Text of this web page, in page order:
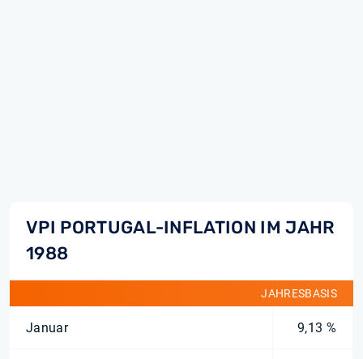
VPI PORTUGAL-INFLATION IM JAHR
1988
JAHRESBASIS
Januar 9,13 %